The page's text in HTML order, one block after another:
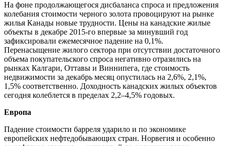
На фоне продолжающегося дисбаланса спроса и предложения
колебания стоимости черного золота провоцируют на рынке
жилья Канады новые трудности. Цены на канадские жилые
объекты в декабре 2015-го впервые за минувший год
зафиксировали ежемесячное падение на 0,1%.
Перенасыщение жилого сектора при отсутствии достаточного
объема покупательского спроса негативно отразились на
рынках Калгари, Оттавы и Виннипега, где стоимость
недвижимости за декабрь месяц опустилась на 2,6%, 2,1%,
1,5% соответственно. Доходность канадских жилых объектов
сегодня колеблется в пределах 2,2–4,5% годовых.
Европа
Падение стоимости барреля ударило и по экономике
европейских нефтедобывающих стран. Норвегия и особенно